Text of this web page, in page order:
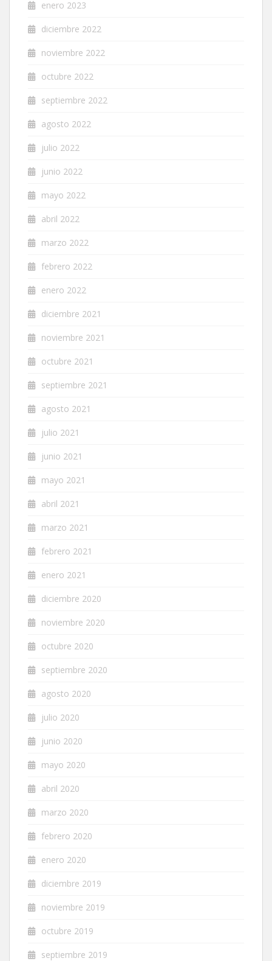
enero 2023
diciembre 2022
noviembre 2022
octubre 2022
septiembre 2022
agosto 2022
julio 2022
junio 2022
mayo 2022
abril 2022
marzo 2022
febrero 2022
enero 2022
diciembre 2021
noviembre 2021
octubre 2021
septiembre 2021
agosto 2021
julio 2021
junio 2021
mayo 2021
abril 2021
marzo 2021
febrero 2021
enero 2021
diciembre 2020
noviembre 2020
octubre 2020
septiembre 2020
agosto 2020
julio 2020
junio 2020
mayo 2020
abril 2020
marzo 2020
febrero 2020
enero 2020
diciembre 2019
noviembre 2019
octubre 2019
septiembre 2019